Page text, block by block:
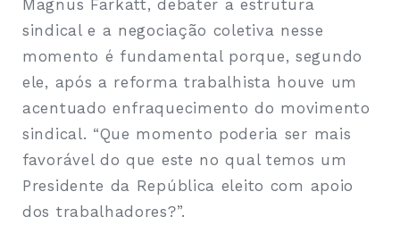
Magnus Farkatt, debater a estrutura
sindical e a negociação coletiva nesse
momento é fundamental porque, segundo
ele, após a reforma trabalhista houve um
acentuado enfraquecimento do movimento
sindical. “Que momento poderia ser mais
favorável do que este no qual temos um
Presidente da República eleito com apoio
dos trabalhadores?”.